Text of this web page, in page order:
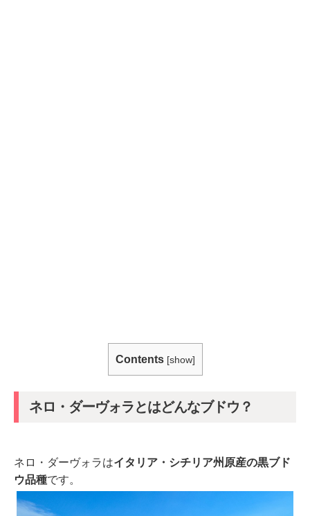
Contents [show]
ネロ・ダーヴォラとはどんなブドウ？
ネロ・ダーヴォラはイタリア・シチリア州原産の黒ブド
ウ品種です。